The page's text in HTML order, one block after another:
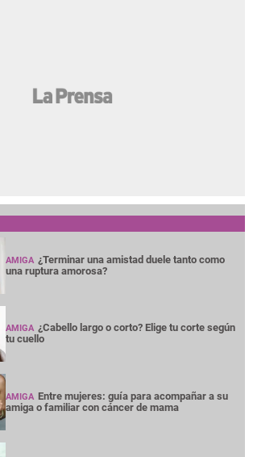
AMIGA ¿Terminar una amistad duele tanto como
una ruptura amorosa?
AMIGA ¿Cabello largo o corto? Elige tu corte según
tu cuello
AMIGA Entre mujeres: guía para acompañar a su
amiga o familiar con cáncer de mama